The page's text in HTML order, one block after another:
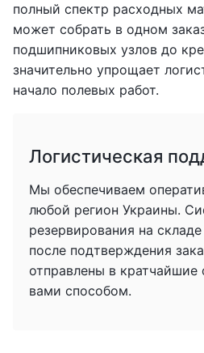
полный спектр расходных
может собрать в одном
подшипниковых узлов до
значительно упрощает
начало полевых работ.
Логистическая
Мы обеспечиваем
любой регион Украины.
резервирования на
после подтверждения
отправлены в
вами способом.